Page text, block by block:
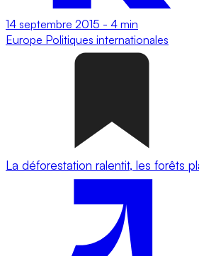
14 septembre 2015 - 4 min
Europe Politiques internationales
La déforestation ralentit, les forêts